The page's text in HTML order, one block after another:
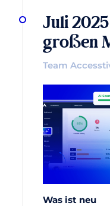
Juli
großen
Team
Was ist neu